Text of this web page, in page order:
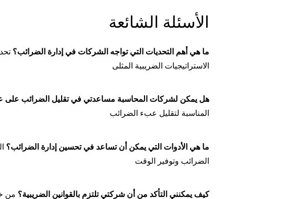
الأسئلة الشائعة
ما هي أهم التحديات التي تواجه الشركات في إدارة الضرائب؟
الاستراتيجيات الضريبية المثلى
هل يمكن لشركات المحاسبة مساعدتي في تقليل الضرائب على
المناسبة لتقليل عبء الضرائب
ما هي الأدوات التي يمكن أن تساعد في تحسين إدارة الضرائب؟
الضرائب وتوفير الوقت
كيف يمكنني التأكد من أن شركتي تلتزم بالقوانين الضريبية؟ من